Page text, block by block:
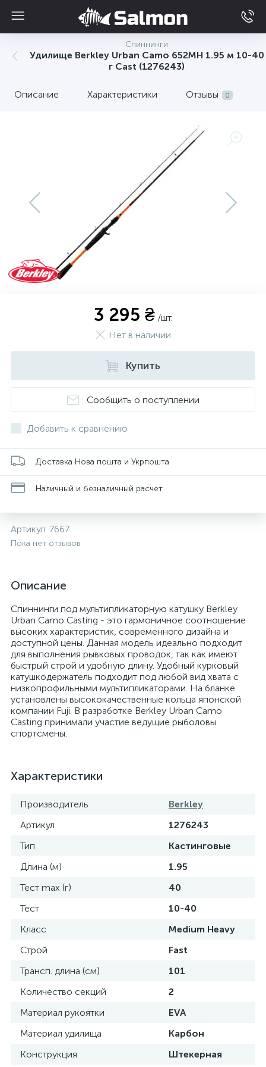
Спиннинги
Удилище Berkley Urban Camo 652MH 1.95 м 10-40
г Cast (1276243)
Описание Характеристики Отзывы 0
3 295 ₴ /шт.
Нет в наличии
Купить
Сообщить о поступлении
Добавить к сравнению
Доставка Нова пошта и Укрпошта
Наличный и безналичный расчет
Артикул: 7667
Пока нет отзывов
Описание
Спиннинги под мультипликаторную катушку Berkley
Urban Camo Casting - это гармоничное соотношение
высоких характеристик, современного дизайна и
доступной цены. Данная модель идеально подходит
для выполнения рывковых проводок, так как имеют
быстрый строй и удобную длину. Удобный курковый
катушкодержатель подходит под любой вид хвата с
низкопрофильными мультипликаторами. На бланке
установлены высококачественные кольца японской
компании Fuji. В разработке Berkley Urban Camo
Casting принимали участие ведущие рыболовы
спортсмены.
Характеристики
Производитель
Berkley
Артикул
1276243
Тип
Кастинговые
Длина (м)
1.95
Тест max (г)
40
Тест
10-40
Класс
Medium Heavy
Строй
Fast
Трансп. длина (см)
101
Количество секций
2
Материал рукоятки
EVA
Материал удилища
Карбон
Конструкция
Штекерная